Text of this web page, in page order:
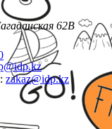
62В
zakaz@idp.kz